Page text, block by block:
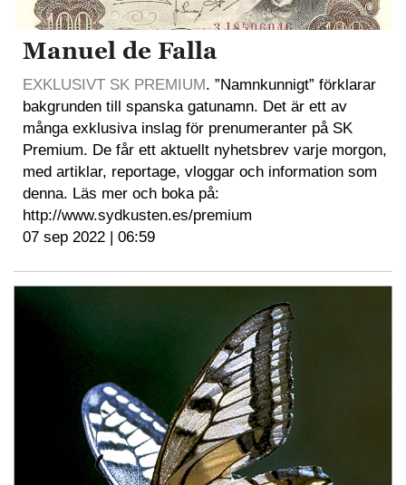
Manuel de Falla
EXKLUSIVT SK PREMIUM. ”Namnkunnigt” förklarar
bakgrunden till spanska gatunamn. Det är ett av
många exklusiva inslag för prenumeranter på SK
Premium. De får ett aktuellt nyhetsbrev varje morgon,
med artiklar, reportage, vloggar och information som
denna. Läs mer och boka på:
http://www.sydkusten.es/premium
07 sep 2022 | 06:59